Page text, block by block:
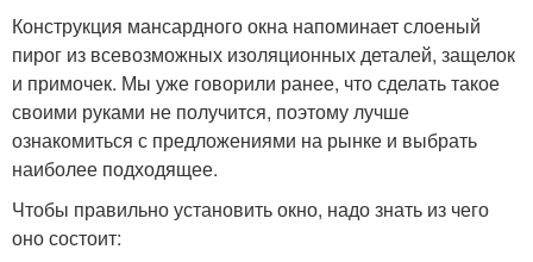
Конструкция мансардного окна напоминает слоеный
пирог из всевозможных изоляционных деталей, защелок
и примочек. Мы уже говорили ранее, что сделать такое
своими руками не получится, поэтому лучше
ознакомиться с предложениями на рынке и выбрать
наиболее подходящее.
Чтобы правильно установить окно, надо знать из чего
оно состоит: